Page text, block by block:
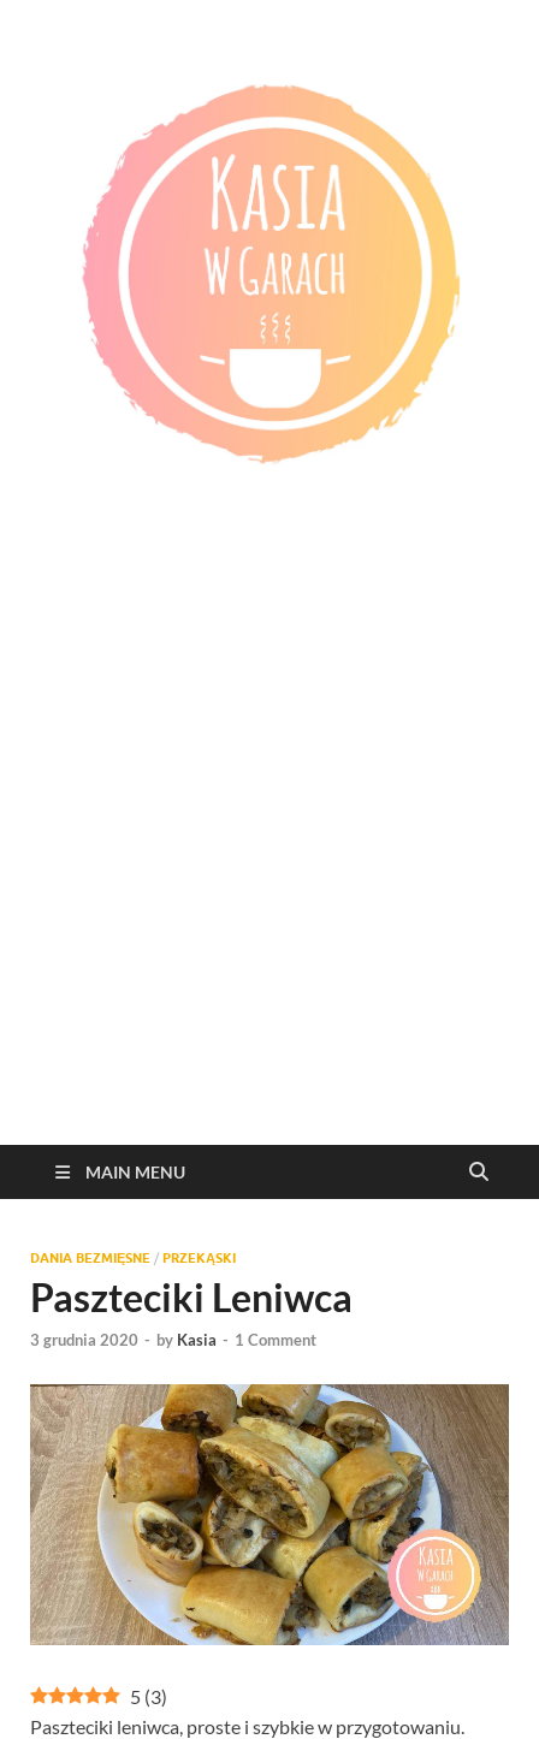
MAIN MENU
DANIA BEZMIĘSNE / PRZEKĄSKI
Paszteciki Leniwca
3 grudnia 2020 - by Kasia - 1 Comment
5 (3)
Paszteciki leniwca, proste i szybkie w przygotowaniu.